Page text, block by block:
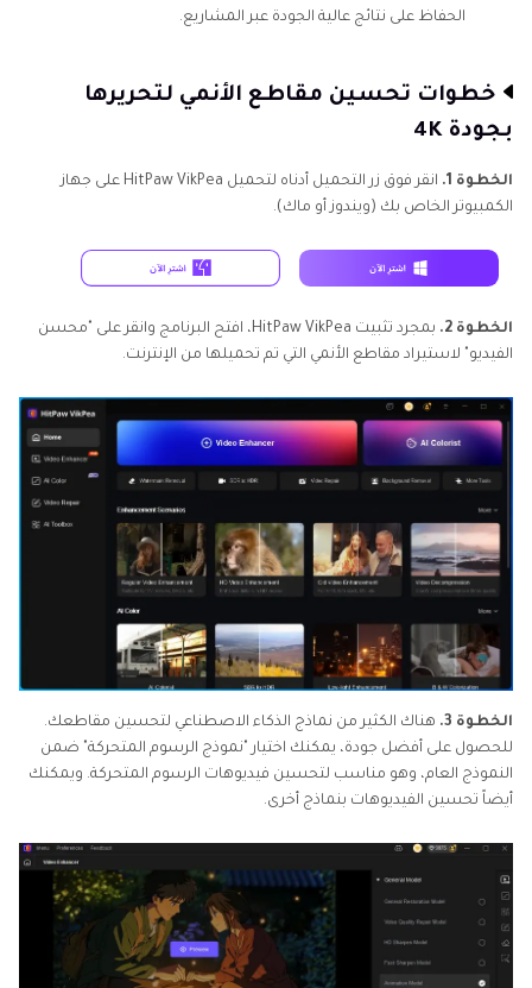
الحفاظ على نتائج عالية الجودة عبر المشاريع.
خطوات تحسين مقاطع الأنمي لتحريرها
بجودة 4K
الخطوة 1.
انقر فوق زر التحميل أدناه لتحميل HitPaw VikPea على جهاز
الكمبيوتر الخاص بك (ويندوز أو ماك).
الخطوة 2.
بمجرد تثبيت HitPaw VikPea، افتح البرنامج وانقر على "محسن
الفيديو" لاستيراد مقاطع الأنمي التي تم تحميلها من الإنترنت.
الخطوة 3.
هناك الكثير من نماذج الذكاء الاصطناعي لتحسين مقاطعك.
للحصول على أفضل جودة، يمكنك اختيار "نموذج الرسوم المتحركة" ضمن
النموذج العام، وهو مناسب لتحسين فيديوهات الرسوم المتحركة. ويمكنك
أيضاً تحسين الفيديوهات بنماذج أخرى.